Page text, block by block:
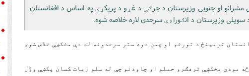
مشرانو او جنوبی وزیرستان د جرګې د غړو د پریکړې په اساس د افغانستان
سویلی وزیرستان د انګوراډې سرحدی لاره خلاصه شوه.
ترمینځ د تورخم او چمن دوه ستر سرحدونه له دې مخکښې خلاص شوی
مودې مخکښې ترهګرو حملو او چاودنو چې له سلو زیات کسان پکښې وژل